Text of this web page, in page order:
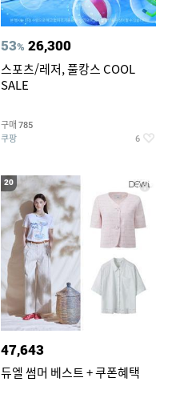
53% 26,300
스포츠/레저, 풀캉스 COOL
SALE
구매 785
쿠팡 6
20
47,643
듀엘 썸머 베스트 + 쿠폰혜택